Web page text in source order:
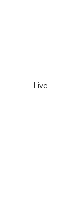
Live